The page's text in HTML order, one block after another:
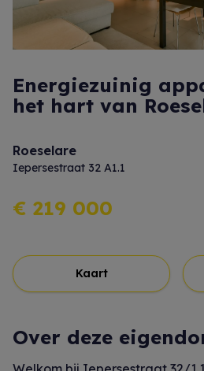
Energiezuinig
het hart van
Roeselare
Iepersestraat 32 A1.1
€ 219 000
Kaart
Over deze